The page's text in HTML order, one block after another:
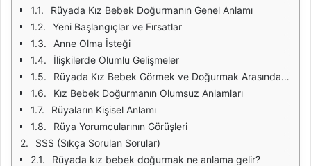
Rüyada Kız Bebek Doğurmanın Genel Anlamı
Yeni Başlangıçlar ve Fırsatlar
Anne Olma İsteği
İlişkilerde Olumlu Gelişmeler
Rüyada Kız Bebek Görmek ve Doğurmak Arasındaki Farklar
Kız Bebek Doğurmanın Olumsuz Anlamları
Rüyaların Kişisel Anlamı
Rüya Yorumcularının Görüşleri
SSS (Sıkça Sorulan Sorular)
Rüyada kız bebek doğurmak ne anlama gelir?